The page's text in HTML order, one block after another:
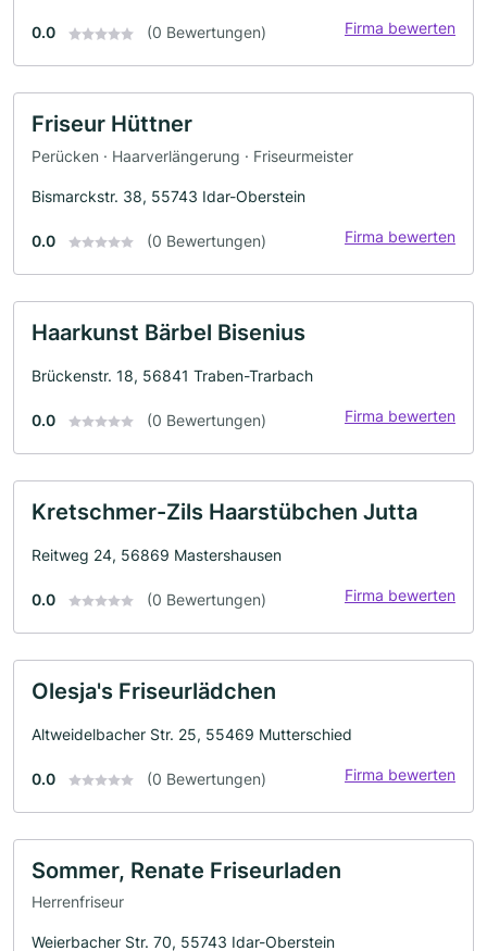
0.0 (0 Bewertungen) Firma bewerten
Friseur Hüttner
Perücken · Haarverlängerung · Friseurmeister
Bismarckstr. 38, 55743 Idar-Oberstein
0.0 (0 Bewertungen) Firma bewerten
Haarkunst Bärbel Bisenius
Brückenstr. 18, 56841 Traben-Trarbach
0.0 (0 Bewertungen) Firma bewerten
Kretschmer-Zils Haarstübchen Jutta
Reitweg 24, 56869 Mastershausen
0.0 (0 Bewertungen) Firma bewerten
Olesja's Friseurlädchen
Altweidelbacher Str. 25, 55469 Mutterschied
0.0 (0 Bewertungen) Firma bewerten
Sommer, Renate Friseurladen
Herrenfriseur
Weierbacher Str. 70, 55743 Idar-Oberstein